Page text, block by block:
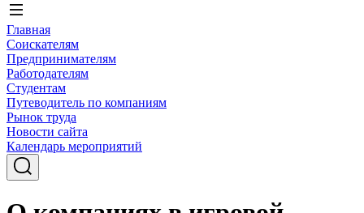
Главная
Соискателям
Предпринимателям
Работодателям
Студентам
Путеводитель по компаниям
Рынок труда
Новости сайта
Календарь мероприятий